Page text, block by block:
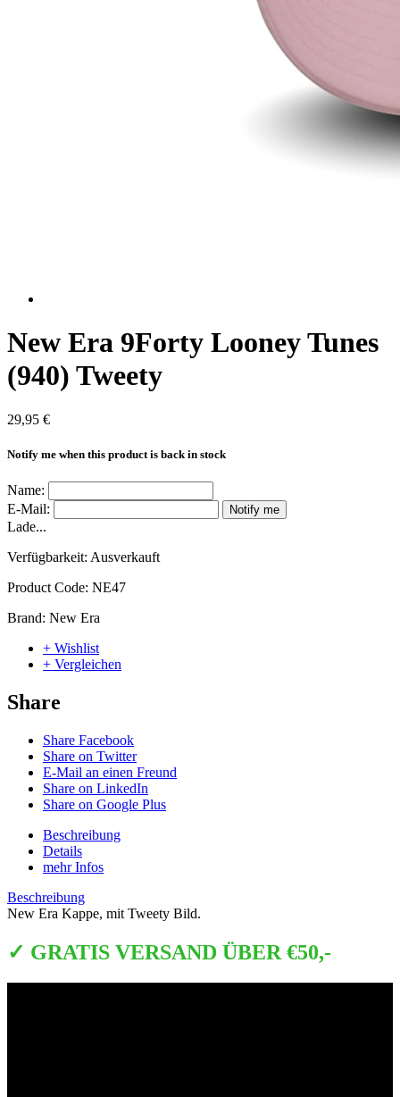
New Era 9Forty Looney Tunes
(940) Tweety
29,95 €
Notify me when this product is back in stock
Name:
E-Mail:
Notify me
Lade...
Verfügbarkeit: Ausverkauft
Product Code: NE47
Brand: New Era
+ Wishlist
+ Vergleichen
Share
Share Facebook
Share on Twitter
E-Mail an einen Freund
Share on LinkedIn
Share on Google Plus
Beschreibung
Details
mehr Infos
Beschreibung
New Era Kappe, mit Tweety Bild.
✓ GRATIS VERSAND ÜBER €50,-